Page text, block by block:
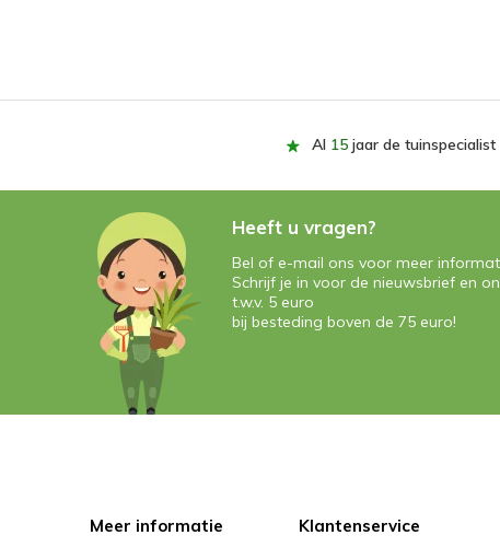
Al 15 jaar de tuinspecialist
Heeft u vragen?
Bel of e-mail ons voor meer
Schrijf je in voor de nieuwsbrief en
t.w.v. 5 euro
bij besteding boven de 75 euro!
Meer informatie Klantenservice